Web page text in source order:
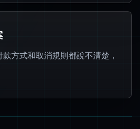
方式和取消規則都說不清楚，